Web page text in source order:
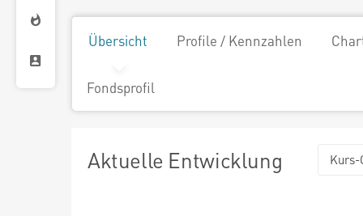
Übersicht Profile / Kennzahlen
Fondsprofil
Aktuelle Entwicklung Kurs-